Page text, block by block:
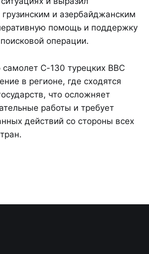
грузинским и азербайджанским
помощь и поддержку
операции.
C-130 турецких ВВС
в регионе, где сходятся
что осложняет
работы и требует
действий со стороны всех